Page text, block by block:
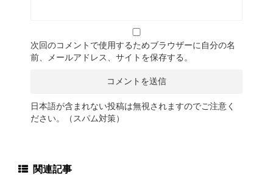
次回のコメントで使用するためブラウザーに自分の名
前、メールアドレス、サイトを保存する。
日本語が含まれない投稿は無視されますのでご注意く
ださい。（スパム対策）
関連記事